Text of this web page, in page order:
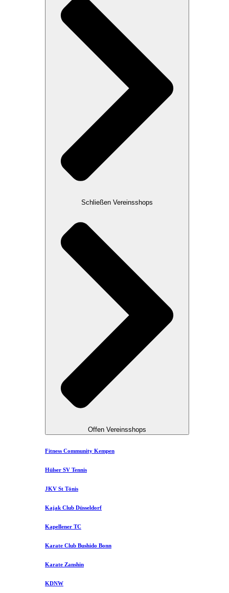
Schließen Vereinsshops
Offen Vereinsshops
Fitness Community Kempen
Hülser SV Tennis
JKV St Tönis
Kajak Club Düsseldorf
Kapellener TC
Karate Club Bushido Bonn
Karate Zanshin
KDNW